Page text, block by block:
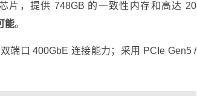
片，提供 748GB 的一致性内存和高达 20
能。
端口 400GbE 连接能力；采用 PCIe Gen5 /